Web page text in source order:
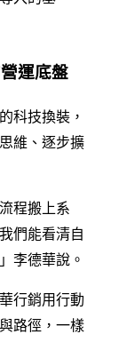
運底盤
科技換裝，
維、逐步擴
程搬上系
們能看清自
李德華說。
行銷用行動
路徑，一樣